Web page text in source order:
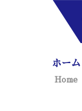
ホーム
Home